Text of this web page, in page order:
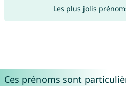
Les plus jolis
Ces prénoms sont